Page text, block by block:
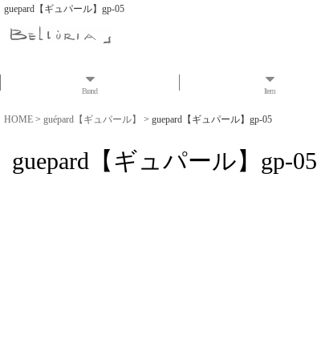
guepard【ギュパール】gp-05
Brand Item
HOME > guépard【ギュパール】 > guepard【ギュパール】gp-05
guepard【ギュパール】gp-05